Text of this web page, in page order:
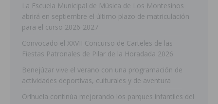
La Escuela Municipal de Música de Los Montesinos
abrirá en septiembre el último plazo de matriculación
para el curso 2026-2027
Convocado el XXVII Concurso de Carteles de las
Fiestas Patronales de Pilar de la Horadada 2026
Benejúzar vive el verano con una programación de
actividades deportivas, culturales y de aventura
Orihuela continúa mejorando los parques infantiles del